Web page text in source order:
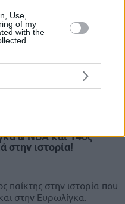
Use,
of my
with the
κι όσα δεν έδειξε η
νίκη-φιέστα (video)
77) του Ολυμπιακού
φάση της
Δεύτερος
& NBA και 14ος
στην ιστορία!
παίκτης στην ιστορία που
στην Ευρωλίγκα.